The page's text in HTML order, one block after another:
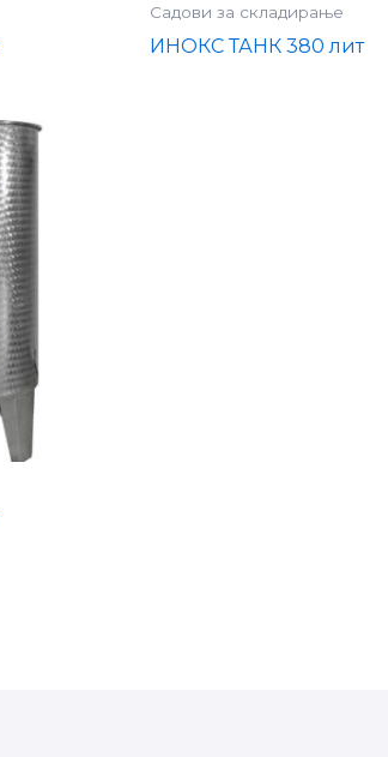
Садови за складирање
ИНОКС ТАНК 380 лит